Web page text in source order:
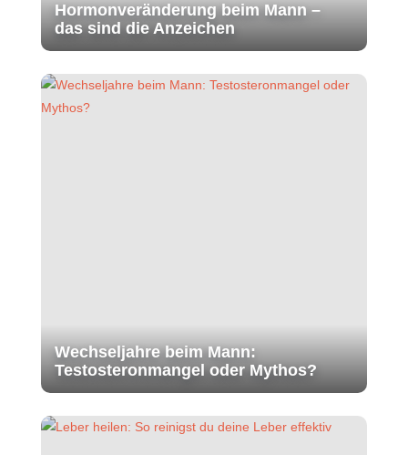
Hormonveränderung beim Mann –
das sind die Anzeichen
Wechseljahre beim Mann:
Testosteronmangel oder Mythos?